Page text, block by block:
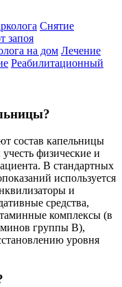
Снятие
запоя
на дом Лечение
Реабилитационный
состав капельницы
физические и
В стандартных
используется
и
средства,
комплексы (в
группы В),
уровня